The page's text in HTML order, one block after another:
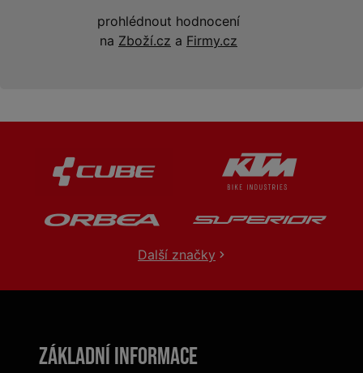
prohlédnout hodnocení
na Zboží.cz a Firmy.cz
Další značky
Základní informace